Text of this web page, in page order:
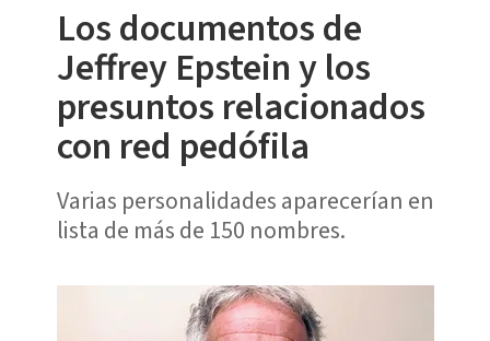
Los documentos de
Jeffrey Epstein y los
presuntos relacionados
con red pedófila
Varias personalidades aparecerían en
lista de más de 150 nombres.